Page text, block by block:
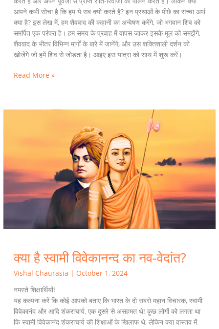
आपने कभी सोचा है कि हम ये सब क्यों करते हैं? इन प्रथाओं के पीछे का सच्चा अर्थ
क्या है? इस लेख में, हम शैववाद की कहानी का अन्वेषण करेंगे, जो भगवान शिव को
समर्पित एक परंपरा है। हम समय के प्रवाह में वापस जाकर इसके मूल को समझेंगे,
शैववाद के भीतर विभिन्न मार्गों के बारे में जानेंगे, और उस शक्तिशाली दर्शन को
खोजेंगे जो हमें शिव से जोड़ता है। आइए इस यात्रा को साथ में शुरू करें।
Read More »
क्या है स्वामी विवेकानन्द का नव-वेदांत?
Vishal Chaurasia | October 1, 2024
नमस्ते शिक्षार्थियों!
यह कल्पना करें कि कोई आपको बताए कि भारत के दो सबसे महान विचारक, स्वामी
विवेकानंद और आदि शंकराचार्य, एक दूसरे से असहमत थे! कुछ लोगों को लगता था
कि स्वामी विवेकानंद शंकराचार्य की शिक्षाओं के खिलाफ थे, लेकिन क्या वास्तव में
नव-
वेदांत?